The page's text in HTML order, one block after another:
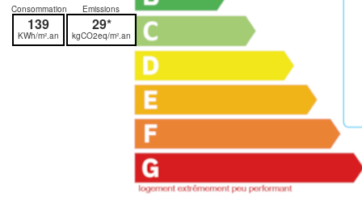
Consommation
139
KWh/m².an
Emissions
29*
kgCO2eq/m².an